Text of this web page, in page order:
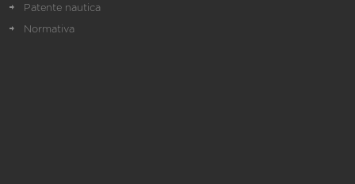
Patente nautica
Normativa